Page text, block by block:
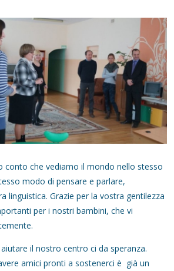
conto che vediamo il mondo nello stesso
modo di pensare e parlare,
linguistica. Grazie per la vostra gentilezza
per i nostri bambini, che vi
il nostro centro ci da speranza.
amici pronti a sostenerci è già un